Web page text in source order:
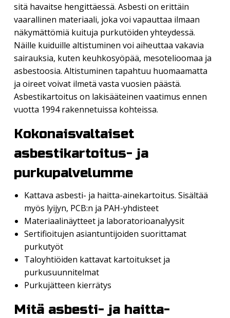
sitä havaitse hengittäessä. Asbesti on erittäin
vaarallinen materiaali, joka voi vapauttaa ilmaan
näkymättömiä kuituja purkutöiden yhteydessä.
Näille kuiduille altistuminen voi aiheuttaa vakavia
sairauksia, kuten keuhkosyöpää, mesotelioomaa ja
asbestoosia. Altistuminen tapahtuu huomaamatta
ja oireet voivat ilmetä vasta vuosien päästä.
Asbestikartoitus on lakisääteinen vaatimus ennen
vuotta 1994 rakennetuissa kohteissa.
Kokonaisvaltaiset
asbestikartoitus- ja
purkupalvelumme
Kattava asbesti- ja haitta-ainekartoitus. Sisältää
myös lyijyn, PCB:n ja PAH-yhdisteet
Materiaalinäytteet ja laboratorioanalyysit
Sertifioitujen asiantuntijoiden suorittamat
purkutyöt
Taloyhtiöiden kattavat kartoitukset ja
purkusuunnitelmat
Purkujätteen kierrätys
Mitä asbesti- ja haitta-